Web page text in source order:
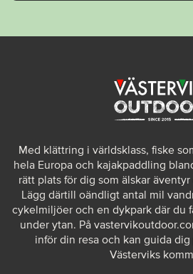
Med klättring i världsklass, fiske
hela Europa och kajakpaddling
rätt plats för dig som älskar
Lägg därtill oändligt antal mil
cykelmiljöer och en dykpark där du
under ytan. På
inför din resa och kan guida
Västerviks